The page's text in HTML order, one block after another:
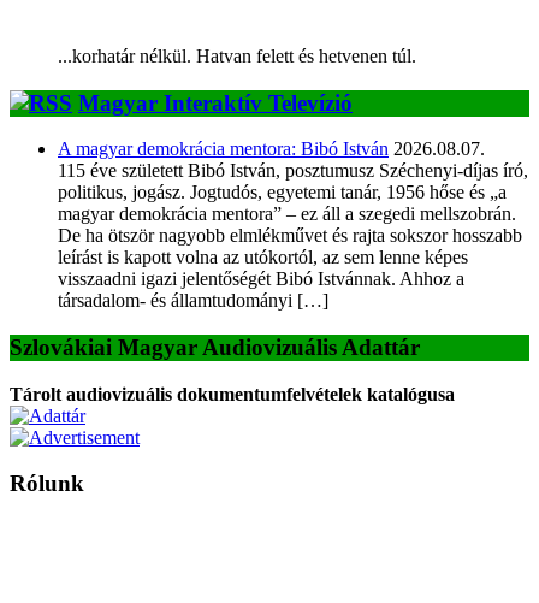
...korhatár nélkül. Hatvan felett és hetvenen túl.
Magyar Interaktív Televízió
A magyar demokrácia mentora: Bibó István 2026.08.07.
115 éve született Bibó István, posztumusz Széchenyi-díjas író,
politikus, jogász. Jogtudós, egyetemi tanár, 1956 hőse és „a
magyar demokrácia mentora” – ez áll a szegedi mellszobrán.
De ha ötször nagyobb elmlékművet és rajta sokszor hosszabb
leírást is kapott volna az utókortól, az sem lenne képes
visszaadni igazi jelentőségét Bibó Istvánnak. Ahhoz a
társadalom- és államtudományi […]
Szlovákiai Magyar Audiovizuális Adattár
Tárolt audiovizuális dokumentumfelvételek katalógusa
Rólunk